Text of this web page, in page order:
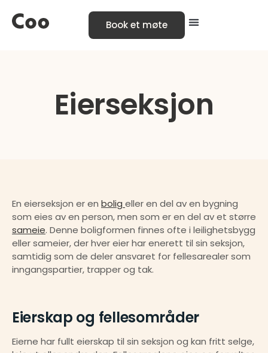
Book et møte
Eierseksjon
En eierseksjon er en bolig eller en del av en bygning
sameie. Denne boligformen finnes ofte i leilighetsbygg
eller sameier, der hver eier har enerett til sin seksjon,
samtidig som de deler ansvaret for fellesarealer som
inngangspartier, trapper og tak.
Eierskap og fellesområder
Eierne har fullt eierskap til sin seksjon og kan fritt selge,